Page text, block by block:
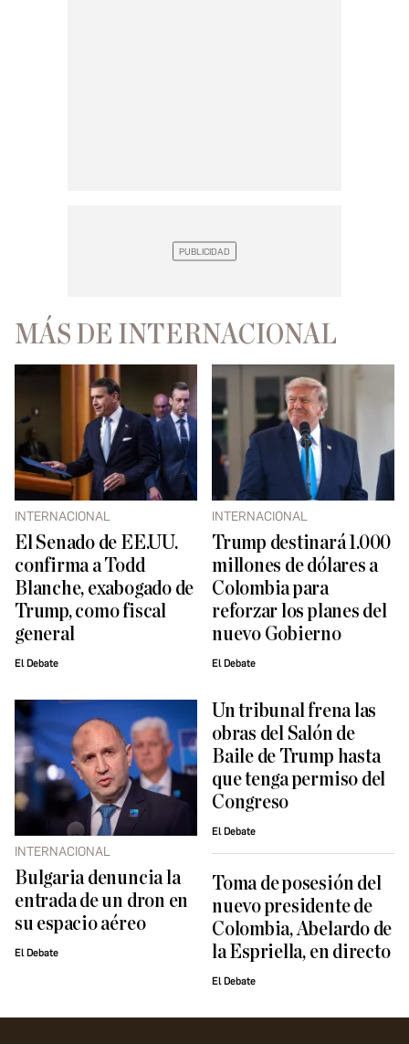
MÁS DE INTERNACIONAL
INTERNACIONAL
El Senado de EE.UU.
confirma a Todd
Blanche, exabogado de
Trump, como fiscal
general
El Debate
INTERNACIONAL
Trump destinará 1.000
millones de dólares a
Colombia para
reforzar los planes del
nuevo Gobierno
El Debate
INTERNACIONAL
Bulgaria denuncia la
entrada de un dron en
su espacio aéreo
El Debate
Un tribunal frena las
obras del Salón de
Baile de Trump hasta
que tenga permiso del
Congreso
El Debate
Toma de posesión del
nuevo presidente de
Colombia, Abelardo de
la Espriella, en directo
El Debate